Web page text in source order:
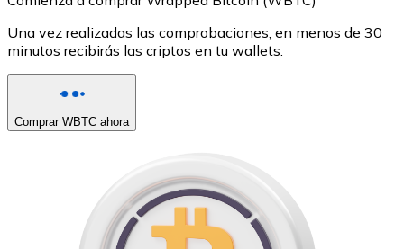
Una vez realizadas las comprobaciones, en menos de 30
minutos recibirás las criptos en tu wallets.
Comprar WBTC ahora